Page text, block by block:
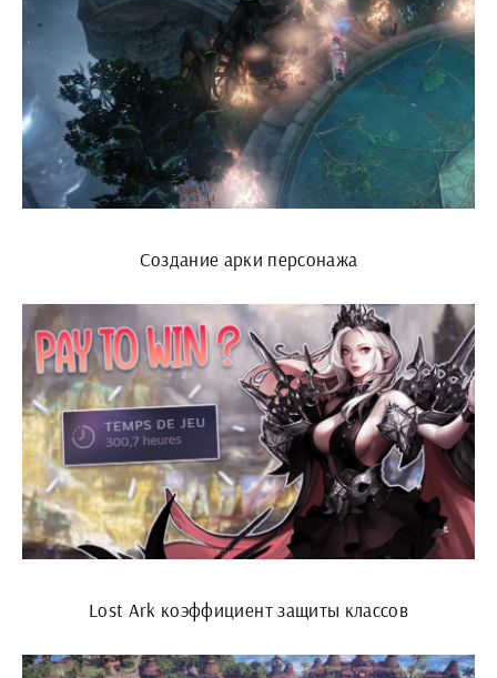
Создание арки персонажа
Lost Ark коэффициент защиты классов